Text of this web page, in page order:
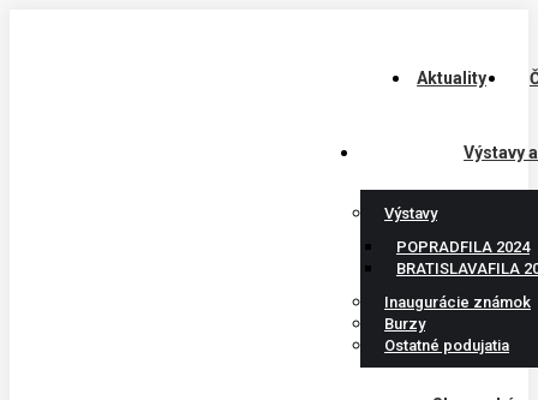
Aktuality
Výstavy
Výstavy
POPRADFILA 2024
BRATISLAVAFILA
Inaugurácie známok
Burzy
Ostatné podujatia